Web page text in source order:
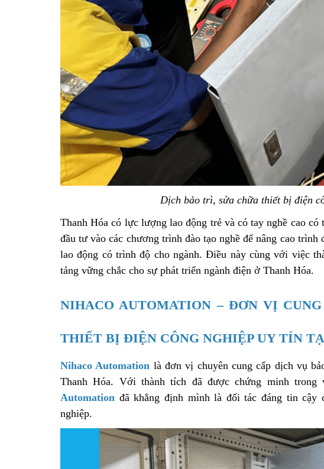
Dịch bảo trì, sửa chữa thiết bị điện
Thanh Hóa có lực lượng lao động trẻ và có tay nghề cao
đầu tư vào các chương trình đào tạo nghề để nâng cao
lao động có trình độ cho ngành. Điều này cùng với việc
tảng vững chắc cho sự phát triển ngành điện ở Thanh Hóa.
NIHACO AUTOMATION – ĐƠN VỊ
THIẾT BỊ ĐIỆN CÔNG NGHIỆP UY TÍN
Nihaco Automation là đơn vị chuyên cung cấp dịch vụ
Thanh Hóa. Với thành tích đã được chứng minh
Automation đã khẳng định mình là đối tác đáng tin cậy
nghiệp.